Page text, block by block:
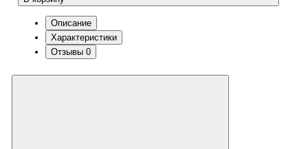
Описание
Характеристики
Отзывы 0